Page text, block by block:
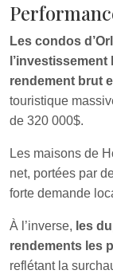
Les condos
rendement brut
touristique
de 320 000$.
Les maisons de
net, portées par
forte demande
À l’inverse, les
rendements les
reflétant la